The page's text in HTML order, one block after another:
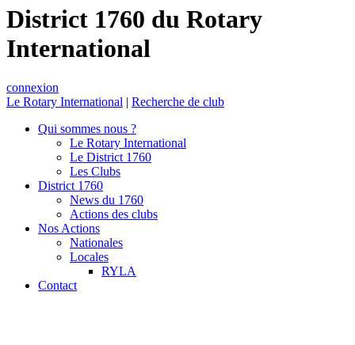
District 1760 du Rotary
International
connexion
Le Rotary International | Recherche de club
Qui sommes nous ?
Le Rotary International
Le District 1760
Les Clubs
District 1760
News du 1760
Actions des clubs
Nos Actions
Nationales
Locales
RYLA
Contact